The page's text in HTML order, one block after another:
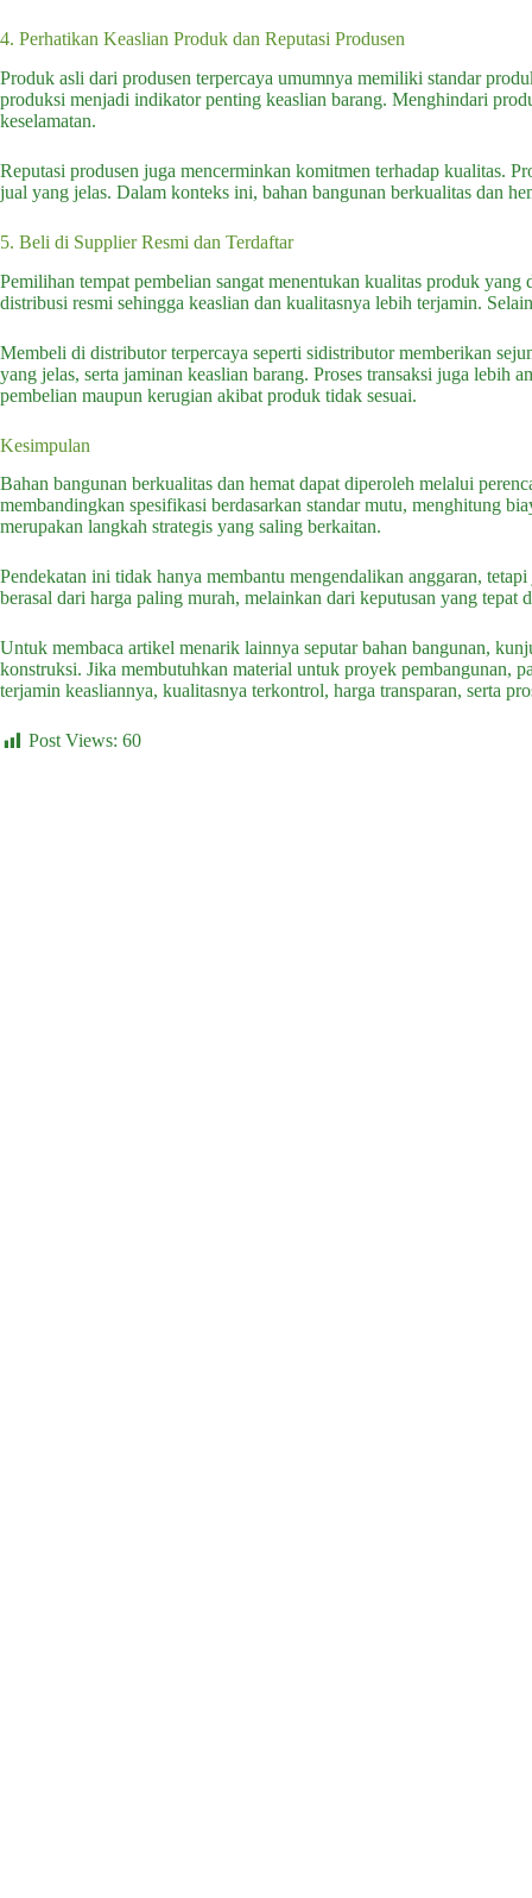
4. Perhatikan Keaslian Produk dan Reputasi Produsen
Produk asli dari produsen terpercaya umumnya memiliki standar
produksi menjadi indikator penting keaslian barang. Menghindari
keselamatan.
Reputasi produsen juga mencerminkan komitmen terhadap kualitas.
jual yang jelas. Dalam konteks ini, bahan bangunan berkualitas dan
5. Beli di Supplier Resmi dan Terdaftar
Pemilihan tempat pembelian sangat menentukan kualitas produk
distribusi resmi sehingga keaslian dan kualitasnya lebih terjamin.
Membeli di distributor terpercaya seperti sidistributor memberikan
yang jelas, serta jaminan keaslian barang. Proses transaksi juga
pembelian maupun kerugian akibat produk tidak sesuai.
Kesimpulan
Bahan bangunan berkualitas dan hemat dapat diperoleh melalui
membandingkan spesifikasi berdasarkan standar mutu, menghitung
merupakan langkah strategis yang saling berkaitan.
Pendekatan ini tidak hanya membantu mengendalikan anggaran,
berasal dari harga paling murah, melainkan dari keputusan yang tepat
Untuk membaca artikel menarik lainnya seputar bahan bangunan,
konstruksi. Jika membutuhkan material untuk proyek pembangunan,
terjamin keasliannya, kualitasnya terkontrol, harga transparan, serta
Post Views: 60